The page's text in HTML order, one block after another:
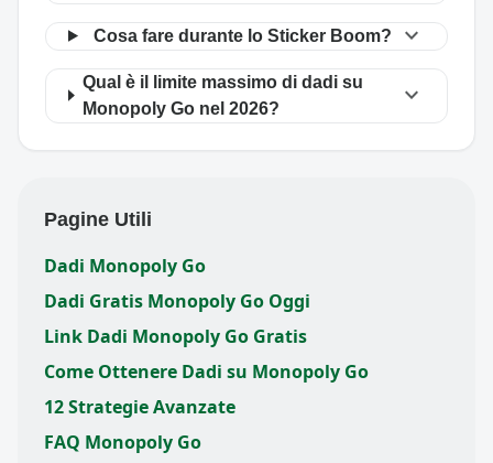
Cosa fare durante lo Sticker Boom? expand_more
Qual è il limite massimo di dadi su
Monopoly Go nel 2026?
expand_more
Pagine Utili
Dadi Monopoly Go
Dadi Gratis Monopoly Go Oggi
Link Dadi Monopoly Go Gratis
Come Ottenere Dadi su Monopoly Go
12 Strategie Avanzate
FAQ Monopoly Go